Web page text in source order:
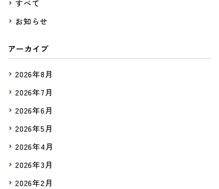
すべて
お知らせ
アーカイブ
2026年8月
2026年7月
2026年6月
2026年5月
2026年4月
2026年3月
2026年2月